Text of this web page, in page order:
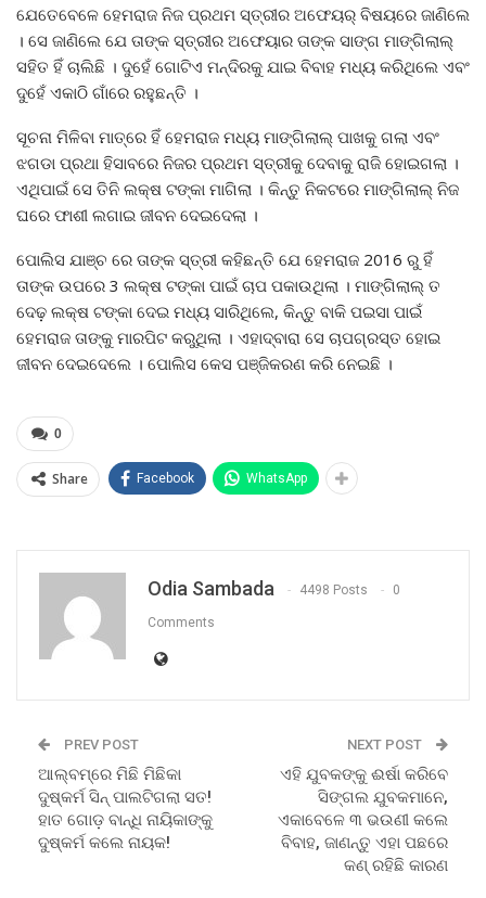
ଯେତେବେଳେ ହେମରାଜ ନିଜ ପ୍ରଥମ ସ୍ତ୍ରୀର ଅଫେୟର୍ ବିଷୟରେ ଜାଣିଲେ
। ସେ ଜାଣିଲେ ଯେ ତାଙ୍କ ସ୍ତ୍ରୀର ଅଫେୟାର ତାଙ୍କ ସାଙ୍ଗ ମାଙ୍ଗିଲାଲ୍
ସହିତ ହିଁ ଚାଲିଛି । ଦୁହେଁ ଗୋଟିଏ ମନ୍ଦିରକୁ ଯାଇ ବିବାହ ମଧ୍ୟ କରିଥିଲେ ଏବଂ
ଦୁହେଁ ଏକାଠି ଗାଁରେ ରହୁଛନ୍ତି ।
ସୂଚନା ମିଳିବା ମାତ୍ରେ ହିଁ ହେମରାଜ ମଧ୍ୟ ମାଙ୍ଗିଲାଲ୍ ପାଖକୁ ଗଲା ଏବଂ
ଝଗଡା ପ୍ରଥା ହିସାବରେ ନିଜର ପ୍ରଥମ ସ୍ତ୍ରୀକୁ ଦେବାକୁ ରାଜି ହୋଇଗଲା ।
ଏଥିପାଇଁ ସେ ତିନି ଲକ୍ଷ ଟଙ୍କା ମାଗିଲା । କିନ୍ତୁ ନିକଟରେ ମାଙ୍ଗିଲାଲ୍ ନିଜ
ଘରେ ଫାଶୀ ଲଗାଇ ଜୀବନ ଦେଇଦେଲା ।
ପୋଲିସ ଯାଞ୍ଚ ରେ ତାଙ୍କ ସ୍ତ୍ରୀ କହିଛନ୍ତି ଯେ ହେମରାଜ 2016 ରୁ ହିଁ
ତାଙ୍କ ଉପରେ 3 ଲକ୍ଷ ଟଙ୍କା ପାଇଁ ଚାପ ପକାଉଥିଲା । ମାଙ୍ଗିଲାଲ୍ ତ
ଦେଢ଼ ଲକ୍ଷ ଟଙ୍କା ଦେଇ ମଧ୍ୟ ସାରିଥିଲେ, କିନ୍ତୁ ବାକି ପଇସା ପାଇଁ
ହେମରାଜ ତାଙ୍କୁ ମାରପିଟ କରୁଥିଲା । ଏହାଦ୍ବାରା ସେ ଚାପଗ୍ରସ୍ତ ହୋଇ
ଜୀବନ ଦେଇଦେଲେ । ପୋଲିସ କେସ ପଞ୍ଜିକରଣ କରି ନେଇଛି ।
0
Share Facebook WhatsApp
Odia Sambada 4498 Posts 0
Comments
PREV POST
ଆଲ୍‌ବମ୍‌ରେ ମିଛି ମିଛିକା
ଦୁଷ୍କର୍ମ ସିନ୍‌ ପାଲଟିଗଲା ସତ!
ହାତ ଗୋଡ଼ ବାନ୍ଧି ନାୟିକାଙ୍କୁ
ଦୁଷ୍କର୍ମ କଲେ ନାୟକ!
NEXT POST
ଏହି ଯୁବକଙ୍କୁ ଈର୍ଷା କରିବେ
ସିଙ୍ଗଲ ଯୁବକମାନେ,
ଏକାବେଳେ ୩ ଭଉଣୀ କଲେ
ବିବାହ, ଜାଣନ୍ତୁ ଏହା ପଛରେ
କଣ୍ ରହିଛି କାରଣ